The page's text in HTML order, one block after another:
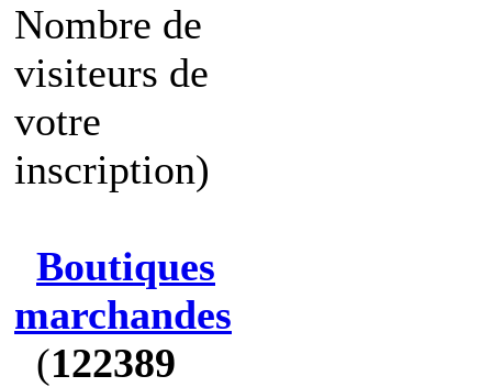
Nombre de
visiteurs de
votre
inscription)
Boutiques
marchandes
(122389